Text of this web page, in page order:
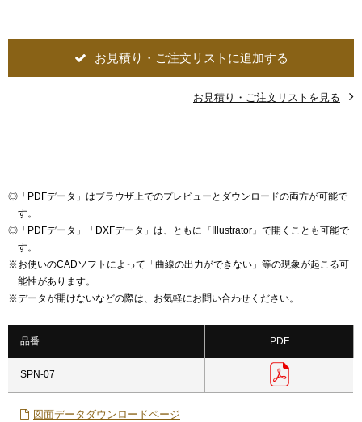
お見積り・ご注文リストに追加する
お見積り・ご注文リストを見る
◎ 「PDFデータ」はブラウザ上でのプレビューとダウンロードの両方が可能で
す。
◎ 「PDFデータ」「DXFデータ」は、ともに『Illustrator』で開くことも可能で
す。
※お使いのCADソフトによって「曲線の出力ができない」等の現象が起こる可
能性があります。
※データが開けないなどの際は、お気軽にお問い合わせください。
品番 PDF
SPN-07
図面データダウンロードページ